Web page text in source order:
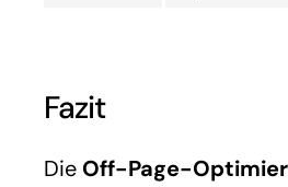
Fazit
Die Off-Page-